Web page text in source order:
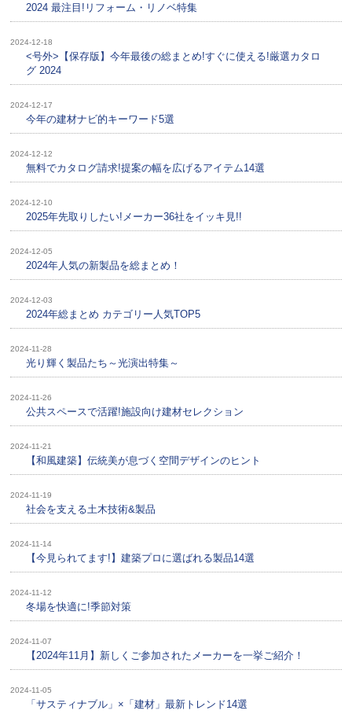
2024 最注目!リフォーム・リノベ特集
2024-12-18
<号外>【保存版】今年最後の総まとめ!すぐに使える!厳選カタロ
グ 2024
2024-12-17
今年の建材ナビ的キーワード5選
2024-12-12
無料でカタログ請求!提案の幅を広げるアイテム14選
2024-12-10
2025年先取りしたい!メーカー36社をイッキ見!!
2024-12-05
2024年人気の新製品を総まとめ！
2024-12-03
2024年総まとめ カテゴリー人気TOP5
2024-11-28
光り輝く製品たち～光演出特集～
2024-11-26
公共スペースで活躍!施設向け建材セレクション
2024-11-21
【和風建築】伝統美が息づく空間デザインのヒント
2024-11-19
社会を支える土木技術&製品
2024-11-14
【今見られてます!】建築プロに選ばれる製品14選
2024-11-12
冬場を快適に!季節対策
2024-11-07
【2024年11月】新しくご参加されたメーカーを一挙ご紹介！
2024-11-05
「サスティナブル」×「建材」最新トレンド14選